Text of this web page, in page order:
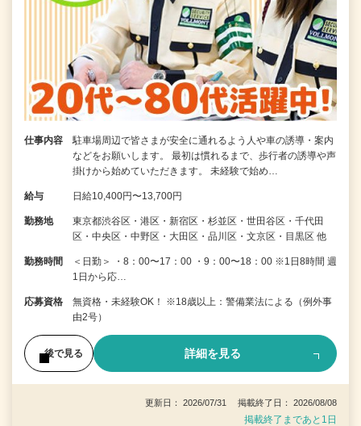
仕事内容
駐車場周辺で皆さまが安全に通れるよう人や車の誘導・案内
などをお願いします。 最初は慣れるまで、歩行者の誘導や声
掛けから始めていただきます。 未経験で始め…
給与 日給10,400円〜13,700円
勤務地
東京都渋谷区・港区・新宿区・杉並区・世田谷区・千代田
区・中央区・中野区・大田区・品川区・文京区・目黒区 他
勤務時間
＜日勤＞ ・8：00〜17：00 ・9：00〜18：00 ※1日8時間 週
1日から応…
応募資格
無資格・未経験OK！ ※18歳以上：警備業法による（例外事
由2号）
後で見る 詳細を見る
更新日： 2026/07/31 掲載終了日： 2026/08/08
掲載終了まであと1日